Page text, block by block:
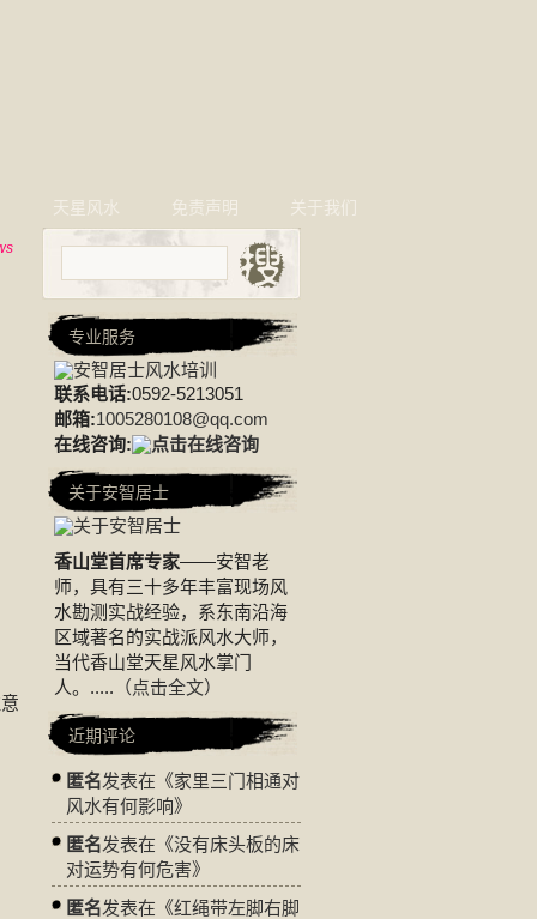
天星风水 免责声明 关于我们
专业服务
联系电话:0592-5213051
邮箱:1005280108@qq.com
在线咨询:
关于安智居士
香山堂首席专家——安智老
师，具有三十多年丰富现场风
水勘测实战经验，系东南沿海
区域著名的实战派风水大师，
当代香山堂天星风水掌门
人。..... （点击全文）
近期评论
匿名发表在《家里三门相通对
风水有何影响》
匿名发表在《没有床头板的床
对运势有何危害》
匿名发表在《红绳带左脚右脚